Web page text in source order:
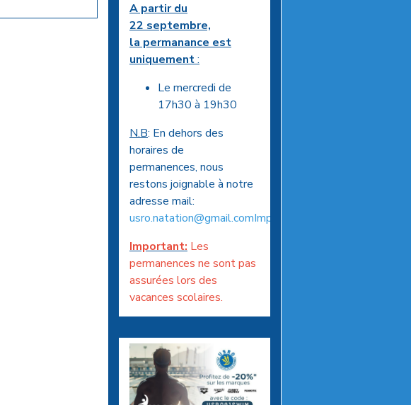
A partir du
22 septembre,
la permanance est
uniquement:
Le mercredi de
17h30 à 19h30
N.B: En dehors des
horaires de
permanences, nous
restons joignable à notre
adresse mail:
usro.natation@gmail.comImportant
Important: Les
permanences ne sont pas
assurées lors des
vacances scolaires.